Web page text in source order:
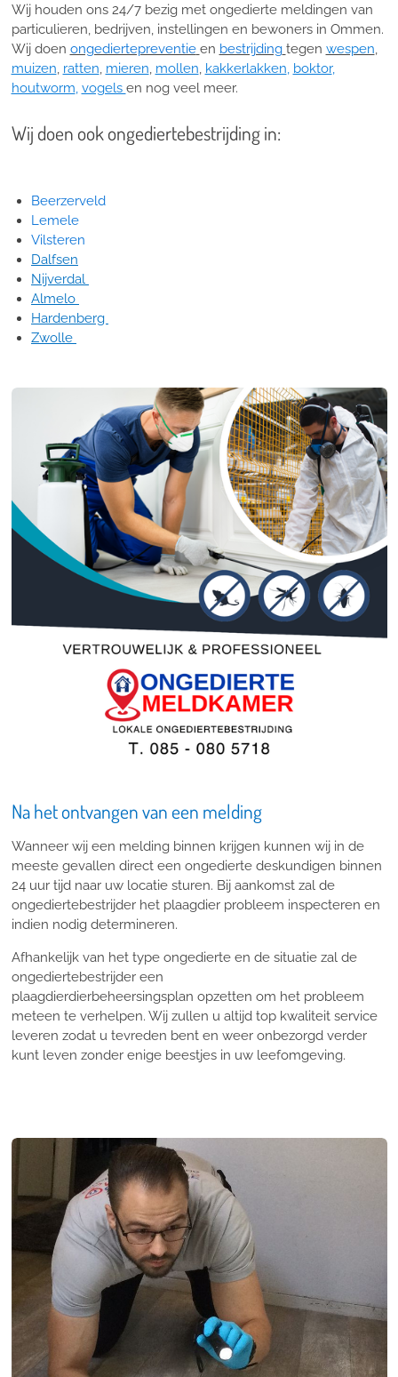
Wij houden ons 24/7 bezig met ongedierte meldingen van
particulieren, bedrijven, instellingen en bewoners in Ommen.
Wij doen ongediertepreventie en bestrijding tegen wespen,
muizen, ratten, mieren, mollen, kakkerlakken, boktor,
houtworm, vogels en nog veel meer.
Wij doen ook ongediertebestrijding in:
Beerzerveld
Lemele
Vilsteren
Dalfsen
Nijverdal
Almelo
Hardenberg
Zwolle
Na het ontvangen van een melding
Wanneer wij een melding binnen krijgen kunnen wij in de
meeste gevallen direct een ongedierte deskundigen binnen
24 uur tijd naar uw locatie sturen. Bij aankomst zal de
ongediertebestrijder het plaagdier probleem inspecteren en
indien nodig determineren.
Afhankelijk van het type ongedierte en de situatie zal de
ongediertebestrijder een
plaagdierdierbeheersingsplan opzetten om het probleem
meteen te verhelpen. Wij zullen u altijd top kwaliteit service
leveren zodat u tevreden bent en weer onbezorgd verder
kunt leven zonder enige beestjes in uw leefomgeving.